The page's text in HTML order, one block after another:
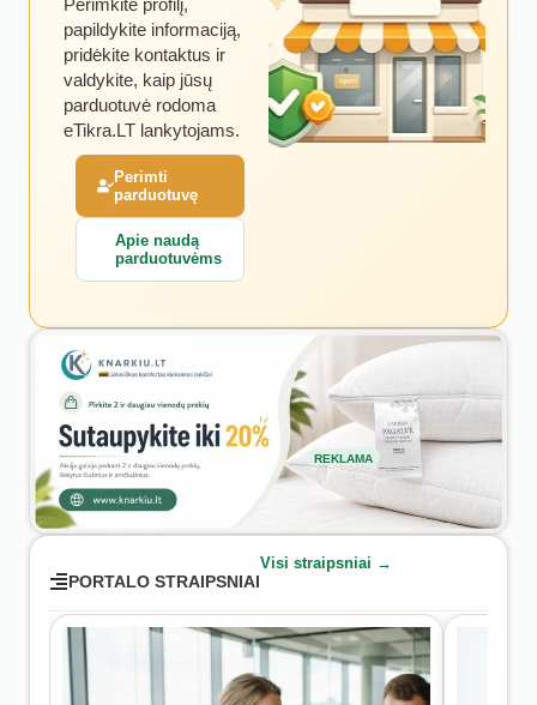
Perimkite profilį,
papildykite informaciją,
pridėkite kontaktus ir
valdykite, kaip jūsų
parduotuvė rodoma
eTikra.LT lankytojams.
Perimti
parduotuvę
Apie naudą
parduotuvėms
REKLAMA
PORTALO STRAIPSNIAI
Visi straipsniai →